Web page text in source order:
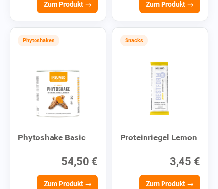
Zum Produkt → Zum Produkt →
Phytoshakes
Phytoshake Basic
54,50 €
Zum Produkt →
Snacks
Proteinriegel Lemon
3,45 €
Zum Produkt →